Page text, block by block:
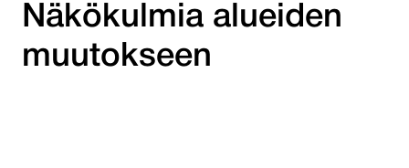
Näkökulmia alueiden
muutokseen